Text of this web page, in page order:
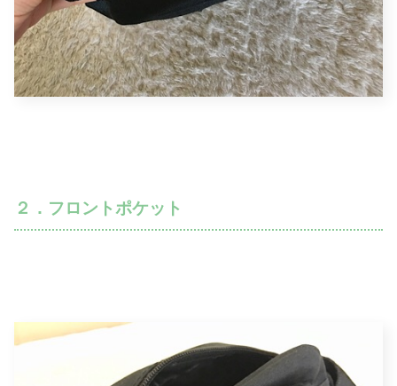
２．フロントポケット